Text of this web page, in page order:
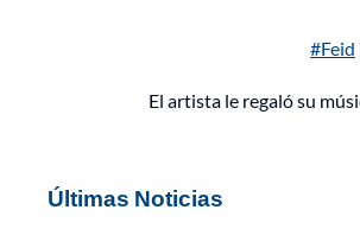
#Feid
El artista le regaló su
Últimas Noticias